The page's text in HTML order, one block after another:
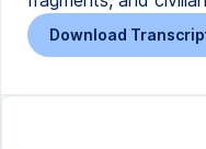
Download